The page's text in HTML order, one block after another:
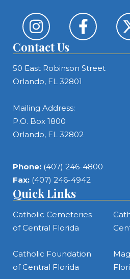
Contact Us
50 East Robinson Street
Orlando, FL 32801
Mailing Address:
P.O. Box 1800
Orlando, FL 32802
Phone: (407) 246-4800
Fax: (407) 246-4942
Quick Links
Catholic Cemeteries
of Central Florida
Catholic Foundation
of Central Florida